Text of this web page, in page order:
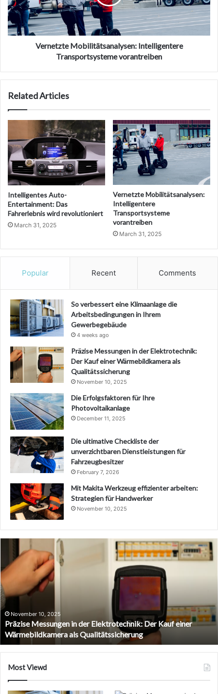
Vernetzte Mobilitätsanalysen: Intelligentere
Transportsysteme vorantreiben
Related Articles
Intelligentes Auto-
Entertainment: Das
Fahrerlebnis wird revolutioniert
March 31, 2025
Vernetzte Mobilitätsanalysen:
Intelligentere
Transportsysteme
vorantreiben
March 31, 2025
Popular Recent Comments
So verbessert eine Klimaanlage die
Arbeitsbedingungen in Ihrem
Gewerbegebäude
4 weeks ago
Präzise Messungen in der Elektrotechnik:
Der Kauf einer Wärmebildkamera als
Qualitätssicherung
November 10, 2025
Die Erfolgsfaktoren für Ihre
Photovoltaikanlage
December 11, 2025
Die ultimative Checkliste der
unverzichtbaren Dienstleistungen für
Fahrzeugbesitzer
February 7, 2026
Mit Makita Werkzeug effizienter arbeiten:
Strategien für Handwerker
November 10, 2025
Der Kauf einer
Virtuelle
Unternehmensberatung:
Die
Zukunft
des
Unternehmenswachstums
definieren
March 31, 2025
Virtuelle
Unternehmenswachstums neu
Most Viewd